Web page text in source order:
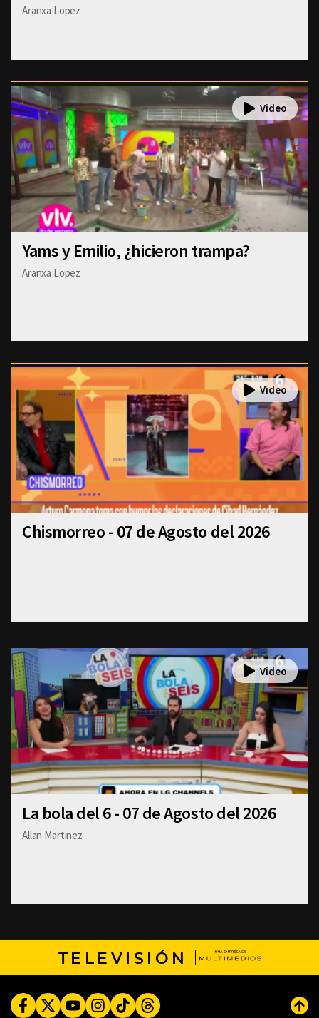
Aranxa Lopez
Yams y Emilio, ¿hicieron trampa?
Aranxa Lopez
Chismorreo - 07 de Agosto del 2026
La bola del 6 - 07 de Agosto del 2026
Allan Martinez
TELEVISIÓN
FacebookTwitterYoutubeInstagram
TikTokThreads